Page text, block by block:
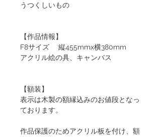
うつくしいもの
【作品情報】
F8サイズ 縦455mmx横380mm
アクリル絵の具、キャンバス
【額装】
表示は木製の額縁込みのお値段となっ
ております。
作品保護のためアクリル板を付け、額